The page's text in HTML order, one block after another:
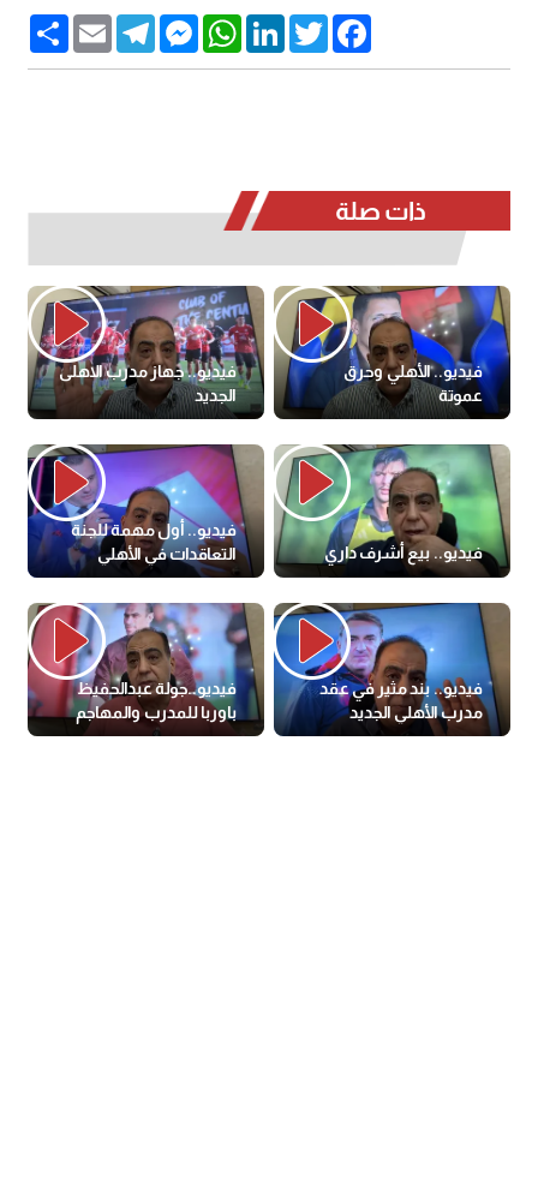
Share Email
TelegramMessengerWhatsAppLinkedInTwitter
Facebook
ذات صلة
فيديو.. الأهلي وحرق
عموتة
فيديو.. جهاز مدرب الاهلى
الجديد
فيديو.. بيع أشرف داري
فيديو.. أول مهمة للجنة
التعاقدات في الأهلي
فيديو.. بند مثير في عقد
مدرب الأهلي الجديد
فيديو..جولة عبدالحفيظ
باوربا للمدرب والمهاجم